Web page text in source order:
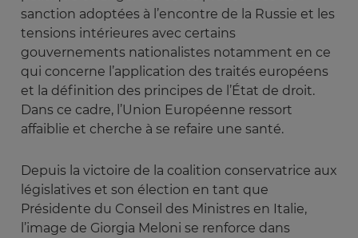
sanction adoptées à l’encontre de la Russie et les
tensions intérieures avec certains
gouvernements nationalistes notamment en ce
qui concerne l’application des traités européens
et la définition des principes de l’État de droit.
Dans ce cadre, l’Union Européenne ressort
affaiblie et cherche à se refaire une santé.
Depuis la victoire de la coalition conservatrice aux
législatives et son élection en tant que
Présidente du Conseil des Ministres en Italie,
l’image de Giorgia Meloni se renforce dans